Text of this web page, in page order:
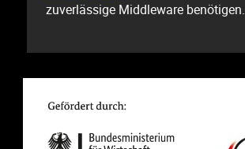
zuverlässige Middleware benötigen.